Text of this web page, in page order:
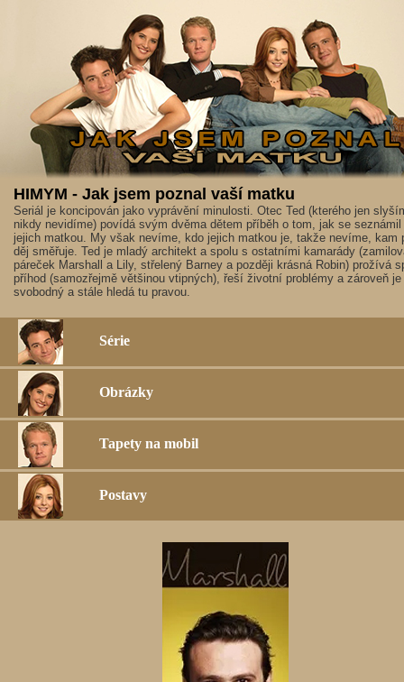
HIMYM - Jak jsem poznal vaší matku
Seriál je koncipován jako vyprávění minulosti. Otec Ted (kterého jen
nikdy nevidíme) povídá svým dvěma dětem příběh o tom, jak se seznámil
jejich matkou. My však nevíme, kdo jejich matkou je, takže nevíme, kam
děj směřuje. Ted je mladý architekt a spolu s ostatními kamarády
páreček Marshall a Lily, střelený Barney a později krásná Robin) prožívá
příhod (samozřejmě většinou vtipných), řeší životní problémy a zároveň je
svobodný a stále hledá tu pravou.
Série
Obrázky
Tapety na mobil
Postavy